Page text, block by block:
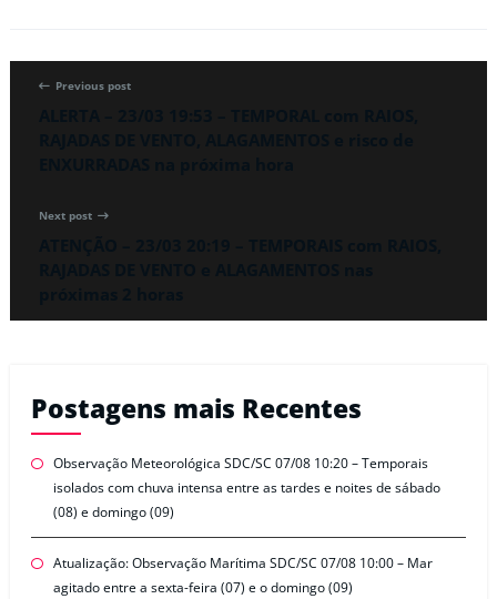
Previous post
Next post
Postagens mais Recentes
Observação Meteorológica SDC/SC 07/08 10:20 – Temporais
isolados com chuva intensa entre as tardes e noites de sábado
(08) e domingo (09)
Atualização: Observação Marítima SDC/SC 07/08 10:00 – Mar
agitado entre a sexta-feira (07) e o domingo (09)